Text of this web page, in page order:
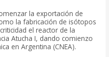
la exportación de
la fabricación de isótopos
el reactor de la
Atucha I, dando comienzo
en Argentina (CNEA).